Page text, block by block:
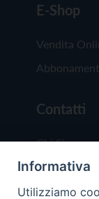
E-Shop
Vendita
Contatti
Chi Siamo
Redazione
Scrivici
Informativa
Utilizziamo